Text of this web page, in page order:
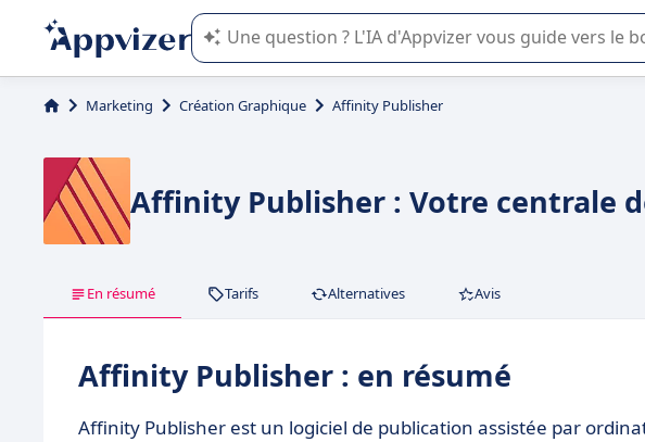
L'IA de Appvizer vous guide dans l'utilisation ou la
Marketing Création Graphique Affinity Publisher
Affinity Publisher : Votre centrale
En résumé Tarifs Alternatives Avis
Affinity Publisher : en résumé
Affinity Publisher est un logiciel de publication assistée par